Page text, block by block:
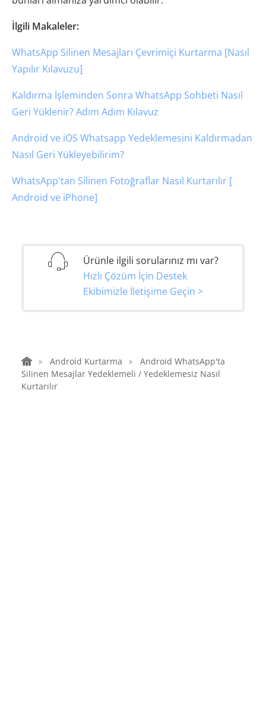
İlgili Makaleler:
WhatsApp Silinen Mesajları Çevrimiçi Kurtarma [Nasıl
Yapılır Kılavuzu]
Kaldırma İşleminden Sonra WhatsApp Sohbeti Nasıl
Geri Yüklenir? Adım Adım Kılavuz
Android ve iOS Whatsapp Yedeklemesini Kaldırmadan
Nasıl Geri Yükleyebilirim?
WhatsApp'tan Silinen Fotoğraflar Nasıl Kurtarılır [
Android ve iPhone]
Ürünle ilgili sorularınız mı var?
Hızlı Çözüm İçin Destek
Ekibimizle İletişime Geçin >
Android Kurtarma
Android WhatsApp'ta
Silinen Mesajlar Yedeklemeli / Yedeklemesiz Nasıl
Kurtarılır